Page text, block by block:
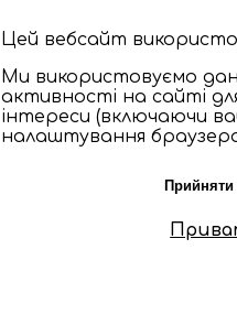
Цей вебсайт
Ми використовуємо
активності на сайті
інтереси (включаючи
налаштування
Прийняти